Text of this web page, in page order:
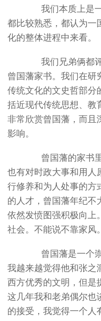
我们本质上是
都比较熟悉，都认为一
化的整体进程中来看。
我们兄弟俩都评
曾国藩家书。我们在研
传统文化的文史哲部分
括近现代传统思想、教
非常欣赏曾国藩，而且
影响。
曾国藩的家书里
也有对时政大事和用人
行修养和为人处事的方
的人才，曾国藩年纪
依然发愤图强积极向上
社会。不能说不靠家风。
曾国藩是一个崇
我越来越觉得他和张之
西方优秀的文明，但是
这几年我和老弟偶尔也
的接受，我觉得一个